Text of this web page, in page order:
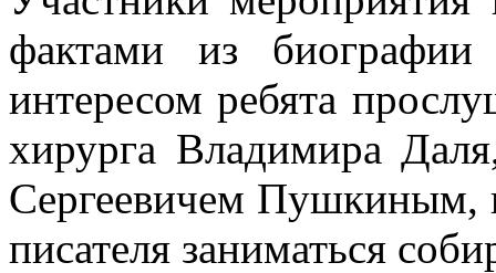
фактами из
интересом ребята
хирурга Владимира
Сергеевичем Пушкиным,
писателя заниматься